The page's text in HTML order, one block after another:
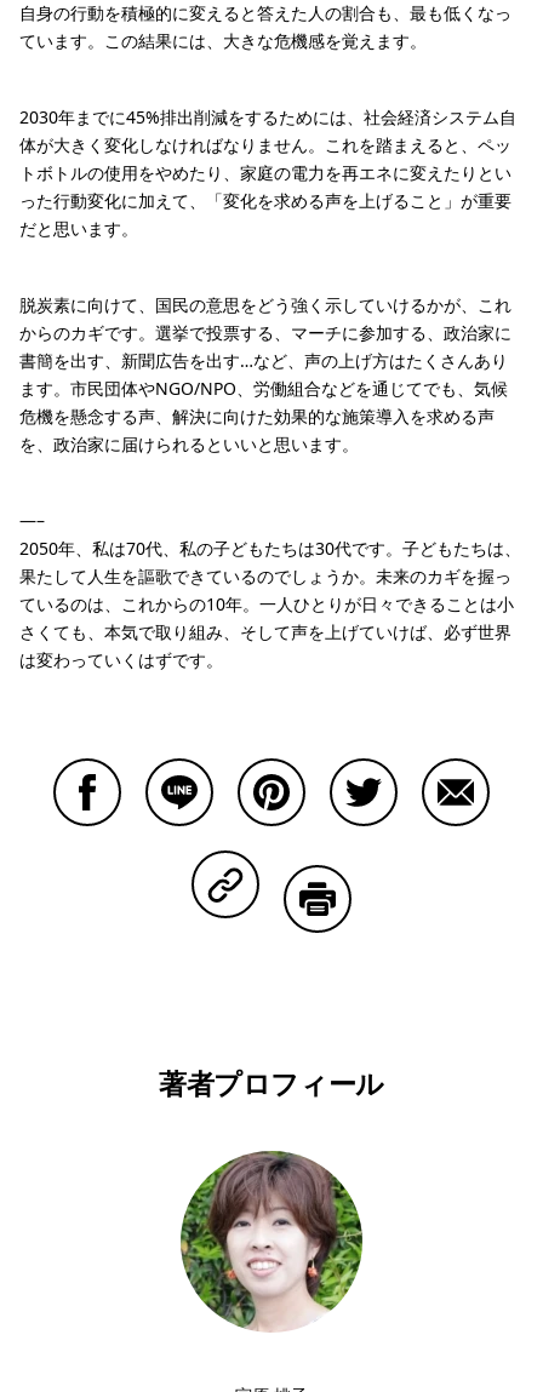
自身の行動を積極的に変えると答えた人の割合も、最も低くなっ
ています。この結果には、大きな危機感を覚えます。
2030年までに45%排出削減をするためには、社会経済システム自
体が大きく変化しなければなりません。これを踏まえると、ペッ
トボトルの使用をやめたり、家庭の電力を再エネに変えたりとい
った行動変化に加えて、「変化を求める声を上げること」が重要
だと思います。
脱炭素に向けて、国民の意思をどう強く示していけるかが、これ
からのカギです。選挙で投票する、マーチに参加する、政治家に
書簡を出す、新聞広告を出す…など、声の上げ方はたくさんあり
ます。市民団体やNGO/NPO、労働組合などを通じてでも、気候
危機を懸念する声、解決に向けた効果的な施策導入を求める声
を、政治家に届けられるといいと思います。
—–
2050年、私は70代、私の子どもたちは30代です。子どもたちは、
果たして人生を謳歌できているのでしょうか。未来のカギを握っ
ているのは、これからの10年。一人ひとりが日々できることは小
さくても、本気で取り組み、そして声を上げていけば、必ず世界
は変わっていくはずです。
Copy Linkで共有する
著者プロフィール